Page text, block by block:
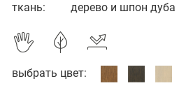
ткань:
дерево и шпон дуба
выбрать цвет: